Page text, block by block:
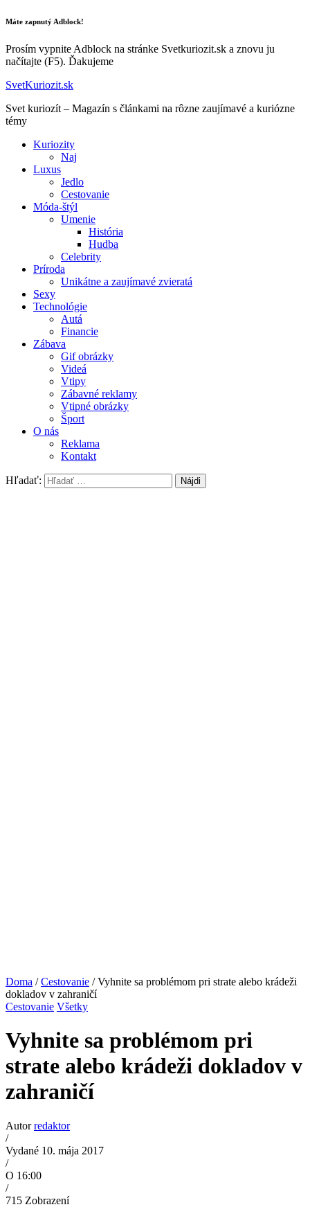
Máte zapnutý Adblock!
Prosím vypnite Adblock na stránke Svetkuriozit.sk a znovu ju
načítajte (F5). Ďakujeme
SvetKuriozit.sk
Svet kuriozít – Magazín s článkami na rôzne zaujímavé a kuriózne
témy
Kuriozity
Naj
Luxus
Jedlo
Cestovanie
Móda-štýl
Umenie
História
Hudba
Celebrity
Príroda
Unikátne a zaujímavé zvieratá
Sexy
Technológie
Autá
Financie
Zábava
Gif obrázky
Videá
Vtipy
Zábavné reklamy
Vtipné obrázky
Šport
O nás
Reklama
Kontakt
Hľadať:
Doma /Cestovanie / Vyhnite sa problémom pri strate alebo krádeži
dokladov v zahraničí
Cestovanie Všetky
Vyhnite sa problémom pri
strate alebo krádeži dokladov v
zahraničí
Autorredaktor
/
Vydané 10. mája 2017
/
O 16:00
/
715 Zobrazení